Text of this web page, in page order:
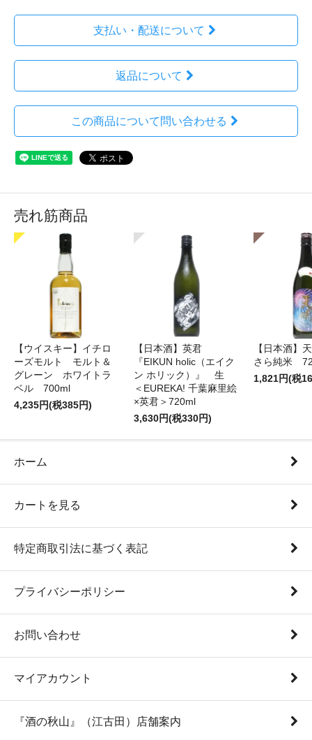
支払い・配送について
返品について
この商品について問い合わせる
売れ筋商品
【ウイスキー】イチロ
ーズモルト モルト＆
グレーン ホワイトラ
ベル 700ml
4,235円(税385円)
【日本酒】英君
『EIKUN holic（エイク
ン ホリック）』 生
＜EUREKA! 千葉麻里絵
×英君＞720ml
3,630円(税330円)
【日本酒】
さら純米
1,821円(税
ホーム
カートを見る
特定商取引法に基づく表記
プライバシーポリシー
お問い合わせ
マイアカウント
『酒の秋山』（江古田）店舗案内